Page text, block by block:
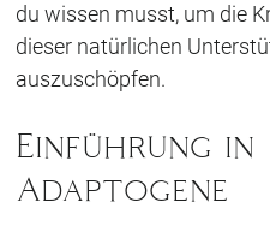
du wissen musst, um die
dieser natürlichen
auszuschöpfen.
Einführung in
Adaptogene